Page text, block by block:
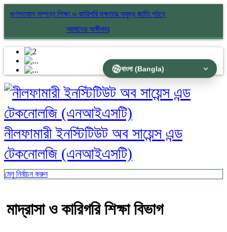
গুণগতমান সম্পন্ন শিক্ষা ও কারিগরি দক্ষতায় সমৃদ্ধ জাতি গঠনে
আমাদের অঙ্গীকার
নীলফামারী ইনস্টিটিউট অব সায়েন্স এন্ড
টেকনোলজি (এনআইএসটি)
মেনু নির্বাচন করুন
মাদ্রাসা ও কারিগরি শিক্ষা বিভাগ